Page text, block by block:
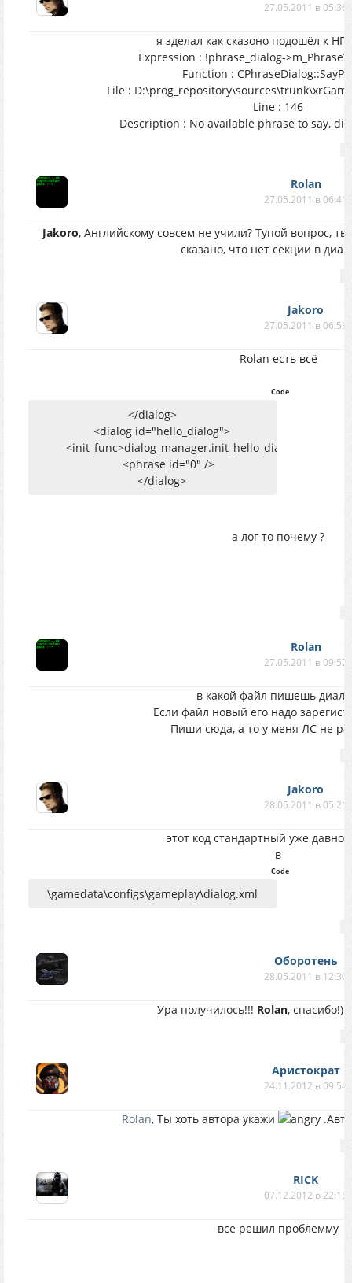
27.05.2011 в 05:36
я зделал как сказоно подошёл к
Expression : !phrase_dialog-
Function :
File :
Line : 146
Description : No available phrase to say,
Rolan
27.05.2011 в 06:41
Jakoro, Английскому совсем не учили? Тупой вопрос,
сказано, что нет секции в
Jakoro
27.05.2011 в 06:53
Rolan есть всё
Code
</dialog>
<dialog id="hello_dialog">
<init_func>dialog_manager.init_hello_dialogs</
<phrase id="0" />
</dialog>
а лог то почему ?
Rolan
27.05.2011 в 09:57
в какой файл пишешь
Если файл новый его надо
Пиши сюда, а то у меня ЛС не
Jakoro
28.05.2011 в 05:21
этот код стандартный уже давно
в
Code
\gamedata\configs\gameplay\dialog.xml
Оборотень
28.05.2011 в 12:30
Ура получилось!!! Rolan, спасибо!)
Аристократ
24.11.2012 в 09:54
Rolan, Ты хоть автора укажи
RICK
07.12.2012 в 22:15
все решил проблемму